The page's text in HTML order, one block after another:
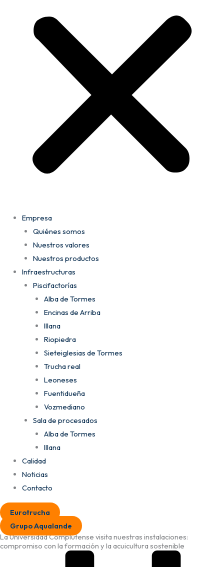
Empresa
Quiénes somos
Nuestros valores
Nuestros productos
Infraestructuras
Piscifactorías
Alba de Tormes
Encinas de Arriba
Illana
Riopiedra
Sieteiglesias de Tormes
Trucha real
Leoneses
Fuentidueña
Vozmediano
Sala de procesados
Alba de Tormes
Illana
Calidad
Noticias
Contacto
Eurotrucha
Grupo Aqualande
La Universidad Complutense visita nuestras instalaciones:
compromiso con la formación y la acuicultura sostenible